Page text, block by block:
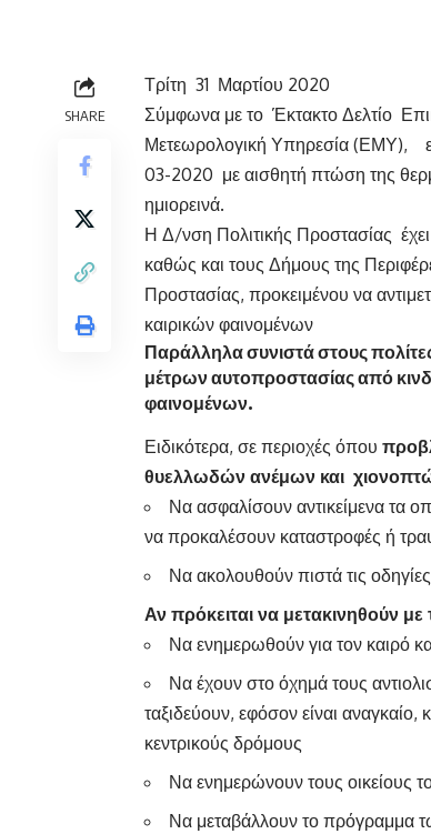
SHARE
Τρίτη 31 Μαρτίου 2020
Σύμφωνα με το Έκτακτο Δελτίο
Μετεωρολογική Υπηρεσία (ΕΜΥ),
03-2020 με αισθητή πτώση της
ημιορεινά.
Η Δ/νση Πολιτικής Προστασίας
καθώς και τους Δήμους της
Προστασίας, προκειμένου να
καιρικών φαινομένων
Παράλληλα συνιστά στους πολίτες
μέτρων αυτοπροστασίας από
φαινομένων.
Ειδικότερα, σε περιοχές όπου
θυελλωδών ανέμων και
Να ασφαλίσουν αντικείμενα τα
να προκαλέσουν καταστροφές ή
Να ακολουθούν πιστά τις
Αν πρόκειται να μετακινηθούν με
Να ενημερωθούν για τον καιρό
Να έχουν στο όχημά τους
ταξιδεύουν, εφόσον είναι
κεντρικούς δρόμους
Να ενημερώνουν τους οικείους
Να μεταβάλλουν το πρόγραμμα